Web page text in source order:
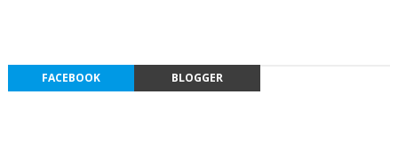
FACEBOOK BLOGGER